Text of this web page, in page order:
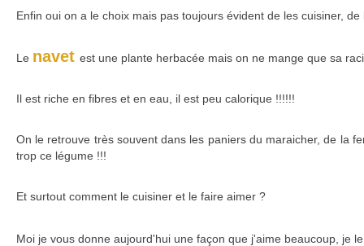
Enfin oui on a le choix mais pas toujours évident de les cuisiner,
Le navet est une plante herbacée mais on ne mange que sa
Il est riche en fibres et en eau, il est peu calorique !!!!!!
On le retrouve très souvent dans les paniers du maraicher, de la
trop ce légume !!!
Et surtout comment le cuisiner et le faire aimer ?
Moi je vous donne aujourd'hui une façon que j'aime beaucoup, je